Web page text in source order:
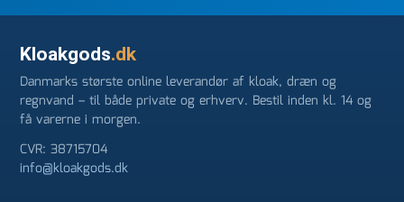
Kloakgods.dk
Danmarks største online leverandør af kloak, dræn og
regnvand – til både private og erhverv. Bestil inden kl. 14 og
få varerne i morgen.
CVR: 38715704
info@kloakgods.dk